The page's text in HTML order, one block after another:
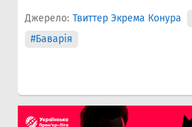
Джерело: Твиттер Экрема Конура
#Баварія